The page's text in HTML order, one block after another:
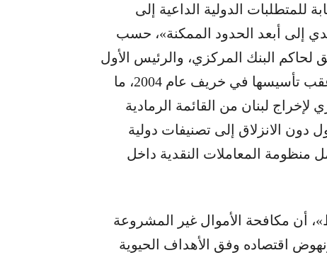
للمتطلبات الدولية الداعية إلى
إلى أبعد الحدود الممكنة»، حسب
لحاكم البنك المركزي، والرئيس الأول
لمجموعة العمل المالي الإقليمية (مينا فاتف) عقب تأسيسها في خريف عام 2004، ما
لبنان من القائمة الرمادية
دون الانزلاق إلى تصنيفات دولية
منظومة المعاملات النقدية داخل
أن مكافحة الأموال غير المشروعة
اقتصاده وفق الأهداف الحيوية